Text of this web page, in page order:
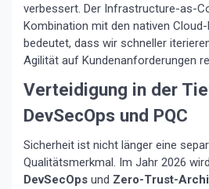
verbessert. Der Infrastructure-as-
Kombination mit den nativen Cloud-
bedeutet, dass wir schneller
Agilität auf Kundenanforderungen
Verteidigung in der
DevSecOps und PQC
Sicherheit ist nicht länger eine
Qualitätsmerkmal. Im Jahr 2026
DevSecOps und Zero-Trust-